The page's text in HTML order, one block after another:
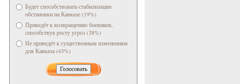
Будет способствовать стабилизации
обстановки на Кавказе (19%)
Приведёт к возвращению боевиков,
способствуя росту угроз (38%)
Не приведёт к существенным изменениям
для Кавказа (43%)